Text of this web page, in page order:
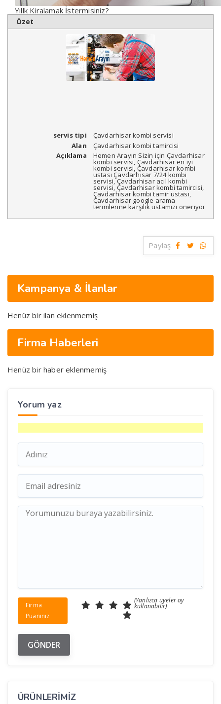
Yıllk Kiralamak İstermisiniz?
Özet
servis tipi
Çavdarhisar kombi servisi
Alan
Çavdarhisar kombi tamircisi
Açıklama
Hemen Arayın Sizin için Çavdarhisar
kombi servisi, Çavdarhisar en iyi
kombi servisi, Çavdarhisar kombi
ustası Çavdarhisar 7/24 kombi
servisi, Çavdarhisar acil kombi
servisi, Çavdarhisar kombi tamircisi,
Çavdarhisar kombi tamir ustası,
Çavdarhisar google arama
terimlerine karşılık ustamızı öneriyor
Paylaş
Kampanya & İlanlar
Henüz bir ilan eklenmemiş
Firma Haberleri
Henüz bir haber eklenmemiş
Yorum yaz
Firma
Puanınız
(Yanlızca üyeler oy
kullanabilir)
ÜRÜNLERİMİZ